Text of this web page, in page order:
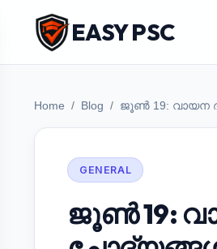
EASY PSC
Home Blog ജൂൺ 19: വായന
GENERAL
ജൂൺ 19: